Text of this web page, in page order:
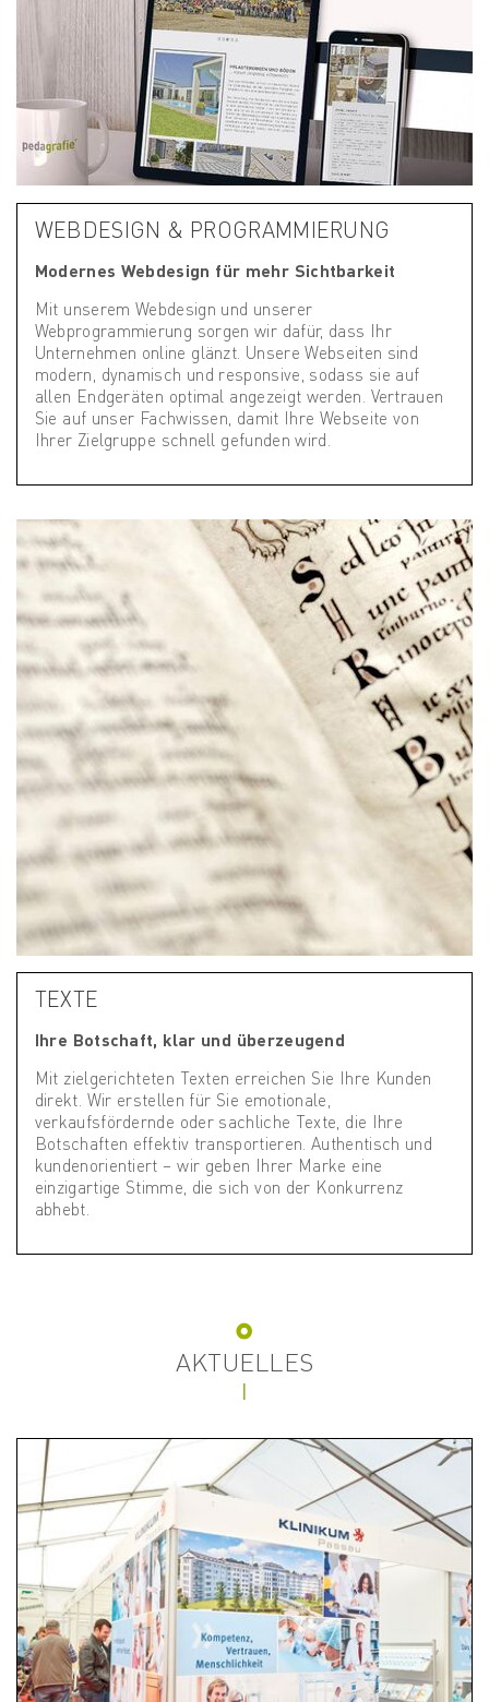
WEBDESIGN & PROGRAMMIERUNG
Modernes Webdesign für mehr Sichtbarkeit
Mit unserem Webdesign und unserer
Webprogrammierung sorgen wir dafür, dass Ihr
Unternehmen online glänzt. Unsere Webseiten sind
modern, dynamisch und responsive, sodass sie auf
allen Endgeräten optimal angezeigt werden. Vertrauen
Sie auf unser Fachwissen, damit Ihre Webseite von
Ihrer Zielgruppe schnell gefunden wird.
TEXTE
Ihre Botschaft, klar und überzeugend
Mit zielgerichteten Texten erreichen Sie Ihre Kunden
direkt. Wir erstellen für Sie emotionale,
verkaufsfördernde oder sachliche Texte, die Ihre
Botschaften effektiv transportieren. Authentisch und
kundenorientiert – wir geben Ihrer Marke eine
einzigartige Stimme, die sich von der Konkurrenz
abhebt.
AKTUELLES